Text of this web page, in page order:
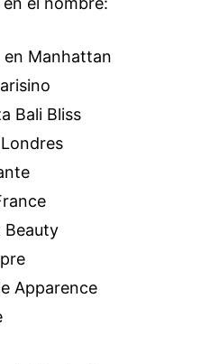
en Manhattan
Bali Bliss
Beauty
Apparence